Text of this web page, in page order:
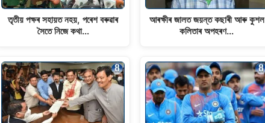
তৃতীয় পক্ষৰ সহায়ত নহয়, পৰেশ বৰুৱাৰ
সৈতে নিজে কথা…
আৰক্ষীৰ জালত জয়ন্ত কছাৰী আৰু কুশল
কলিতাৰ অপহৰণ…